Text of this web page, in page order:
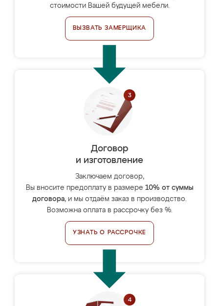
стоимости Вашей будущей мебели.
ВЫЗВАТЬ ЗАМЕРЩИКА
Договор
и изготовление
Заключаем договор,
Вы вносите предоплату в размере 10% от суммы
договора, и мы отдаём заказ в производство.
Возможна оплата в рассрочку без %.
УЗНАТЬ О РАССРОЧКЕ